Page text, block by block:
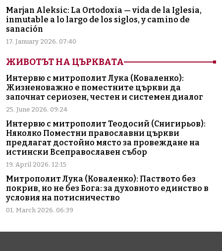
Marjan Aleksic: La Ortodoxia — vida de la Iglesia,
inmutable a lo largo de los siglos, y camino de
sanación
17. January 2026. 07:40
ЖИВОТЪТ НА ЦЪРКВАТА
Интервю с митрополит Лука (Коваленко):
Жизненоважно е поместните църкви да
започнат сериозен, честен и системен диалог
25. June 2026. 09:24
Интервю с митрополит Теодосий (Снигирьов):
Няколко Поместни православни църкви
предлагат достойно място за провеждане на
истински Всеправославен събор
19. April 2026. 12:15
Митрополит Лука (Коваленко): Паството без
покрив, но не без Бога: за духовното единство в
условия на потисничество
01. March 2026. 06:39